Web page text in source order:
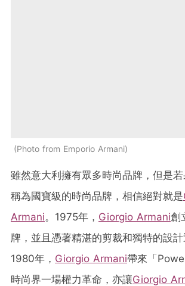
Photo from Emporio Armani
雖然意大利擁有眾多時尚品牌，但是
稱為國寶級的時尚品牌，相信絕對就是
Armani。1975年， Giorgio Armani創
牌，並且憑著精湛的剪裁和獨特的設計
1980年， Giorgio Armani帶來「
時尚界一場權力革命，亦讓Giorgio